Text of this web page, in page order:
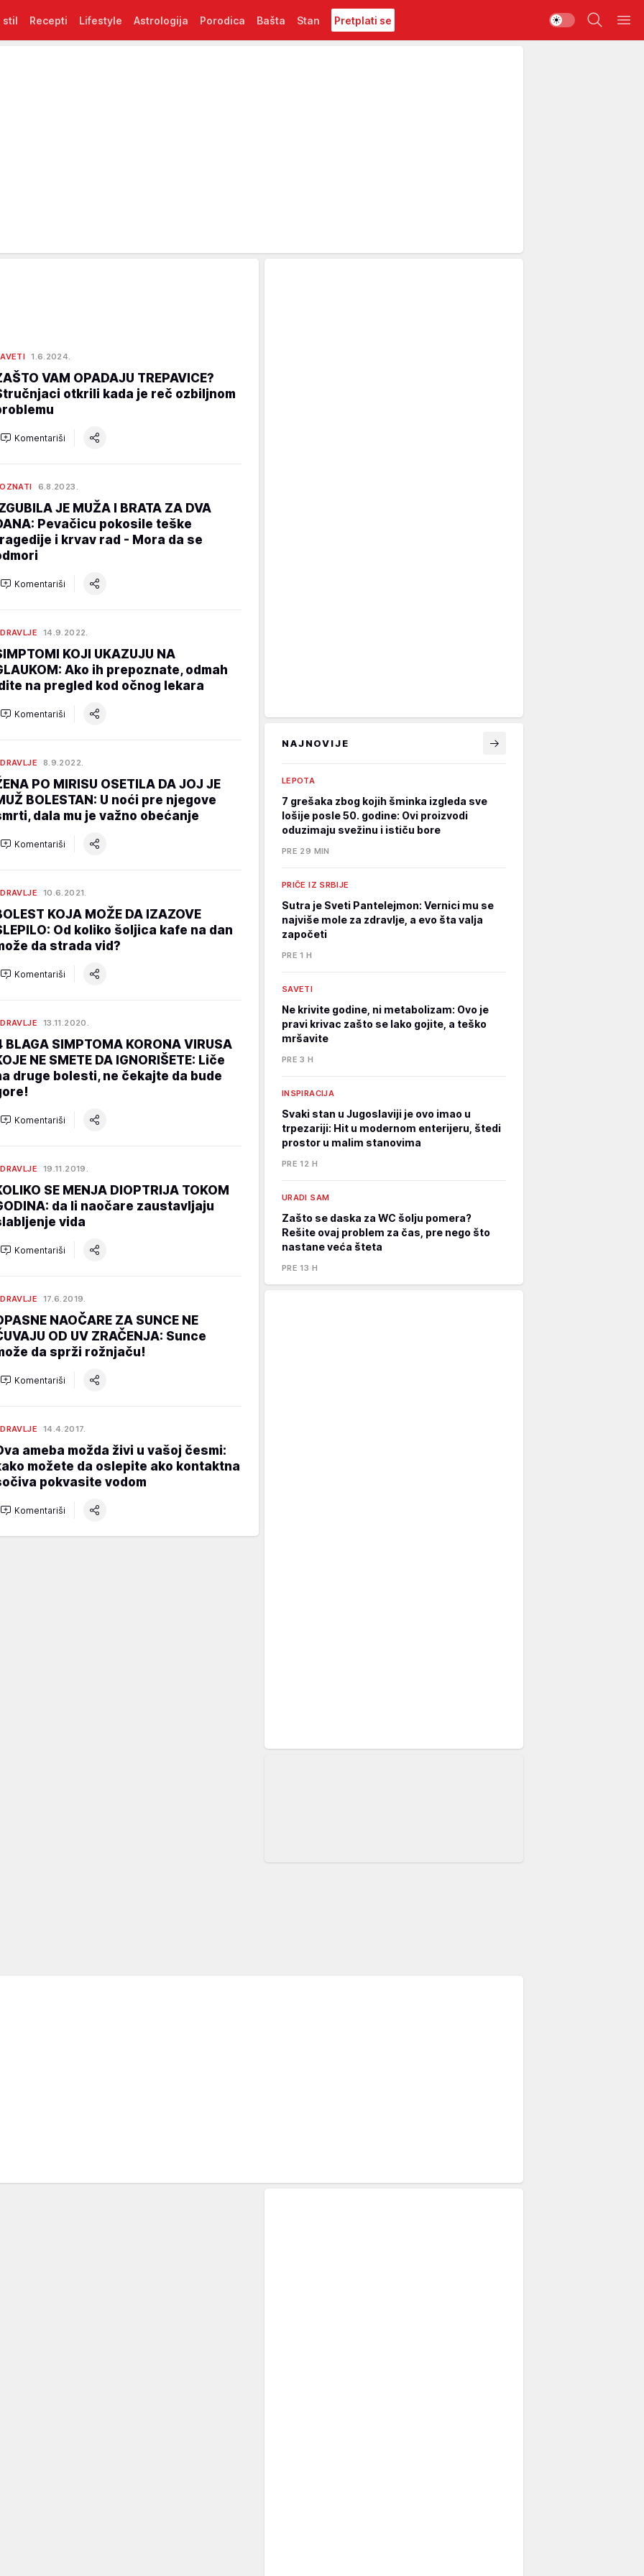
stil Recepti Lifestyle Astrologija Porodica Bašta Stan Pretplati se
1.6.2024.
VAM OPADAJU TREPAVICE?
otkrili kada je reč ozbiljnom
Komentariši
6.8.2023.
JE MUŽA I BRATA ZA DVA
Pevačicu pokosile teške
i krvav rad - Mora da se
Komentariši
14.9.2022.
KOJI UKAZUJU NA
Ako ih prepoznate, odmah
na pregled kod očnog lekara
Komentariši
8.9.2022.
PO MIRISU OSETILA DA JOJ JE
BOLESTAN: U noći pre njegove
dala mu je važno obećanje
Komentariši
10.6.2021.
KOJA MOŽE DA IZAZOVE
Od koliko šoljica kafe na dan
da strada vid?
Komentariši
13.11.2020.
BLAGA SIMPTOMA KORONA VIRUSA
NE SMETE DA IGNORIŠETE: Liče
druge bolesti, ne čekajte da bude
Komentariši
19.11.2019.
SE MENJA DIOPTRIJA TOKOM
da li naočare zaustavljaju
vida
Komentariši
17.6.2019.
NAOČARE ZA SUNCE NE
OD UV ZRAČENJA: Sunce
da sprži rožnjaču!
Komentariši
14.4.2017.
ameba možda živi u vašoj česmi:
možete da oslepite ako kontaktna
pokvasite vodom
Komentariši
NAJNOVIJE
LEPOTA
7 grešaka zbog kojih šminka izgleda sve
lošije posle 50. godine: Ovi proizvodi
oduzimaju svežinu i ističu bore
PRE 29 MIN
PRIČE IZ SRBIJE
Sutra je Sveti Pantelejmon: Vernici mu se
najviše mole za zdravlje, a evo šta valja
započeti
PRE 1 H
SAVETI
Ne krivite godine, ni metabolizam: Ovo je
pravi krivac zašto se lako gojite, a teško
mršavite
PRE 3 H
INSPIRACIJA
Svaki stan u Jugoslaviji je ovo imao u
trpezariji: Hit u modernom enterijeru, štedi
prostor u malim stanovima
PRE 12 H
URADI SAM
Zašto se daska za WC šolju pomera?
Rešite ovaj problem za čas, pre nego što
nastane veća šteta
PRE 13 H